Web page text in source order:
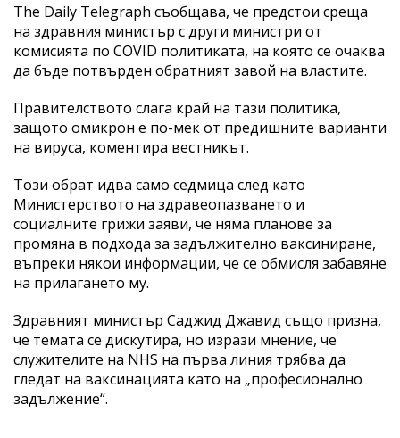
The Daily Telegraph съобщава, че предстои среща
на здравния министър с други министри от
комисията по COVID политиката, на която се очаква
да бъде потвърден обратният завой на властите.
Правителството слага край на тази политика,
защото омикрон е по-мек от предишните варианти
на вируса, коментира вестникът.
Този обрат идва само седмица след като
Министерството на здравеопазването и
социалните грижи заяви, че няма планове за
промяна в подхода за задължително ваксиниране,
въпреки някои информации, че се обмисля забавяне
на прилагането му.
Здравният министър Саджид Джавид също призна,
че темата се дискутира, но изрази мнение, че
служителите на NHS на първа линия трябва да
гледат на ваксинацията като на „професионално
задължение“.